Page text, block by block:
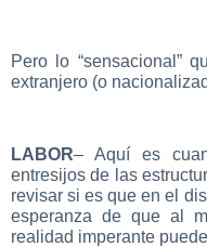
Pero lo “sensacional”
extranjero (o
LABOR– Aquí es
entresijos de las
revisar si es que en el
esperanza de que al
realidad imperante